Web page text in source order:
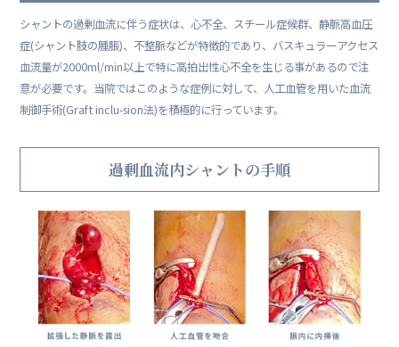
シャントの過剰血流に伴う症状は、心不全、スチール症候群、静脈高血圧
症(シャント肢の腫脹)、不整脈などが特徴的であり、バスキュラーアクセス
血流量が2000ml/min以上で特に高拍出性心不全を生じる事があるので注
意が必要です。当院ではこのような症例に対して、人工血管を用いた血流
制御手術(Graft inclu-sion法)を積極的に行っています。
過剰血流内シャントの手順